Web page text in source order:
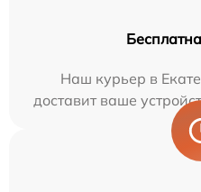
Наш курьер в
доставит ваше